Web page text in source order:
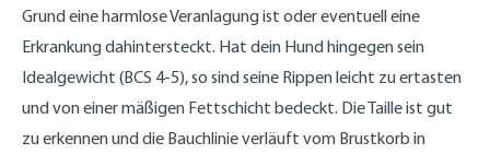
Grund eine harmlose Veranlagung ist oder eventuell eine
Erkrankung dahintersteckt. Hat dein Hund hingegen sein
Idealgewicht (BCS 4-5), so sind seine Rippen leicht zu ertasten
und von einer mäßigen Fettschicht bedeckt. Die Taille ist gut
zu erkennen und die Bauchlinie verläuft vom Brustkorb in